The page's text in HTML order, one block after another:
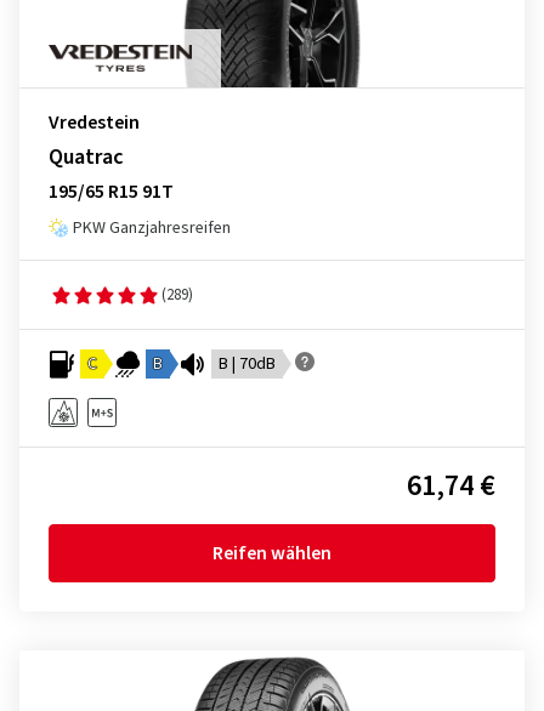
Vredestein
Quatrac
195/65 R15 91T
PKW Ganzjahresreifen
(289)
C B B | 70dB
61,74 €
Reifen wählen